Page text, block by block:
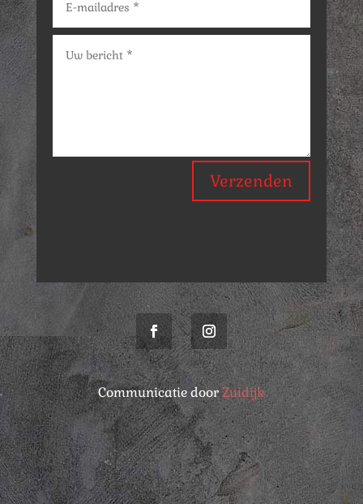
Verzenden
Communicatie doorZuidijk